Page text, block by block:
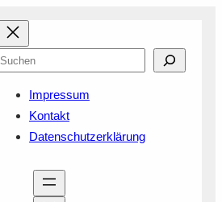
Suchen
Impressum
Kontakt
Datenschutzerklärung